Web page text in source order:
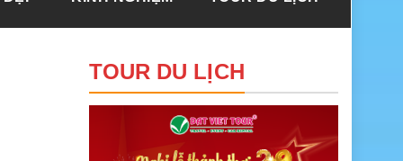
TOUR DU LỊCH